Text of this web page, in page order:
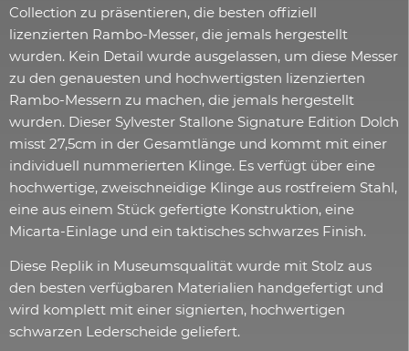
Collection zu präsentieren, die besten offiziell
lizenzierten Rambo-Messer, die jemals hergestellt
wurden. Kein Detail wurde ausgelassen, um diese Messer
zu den genauesten und hochwertigsten lizenzierten
Rambo-Messern zu machen, die jemals hergestellt
wurden. Dieser Sylvester Stallone Signature Edition Dolch
misst 27,5cm in der Gesamtlänge und kommt mit einer
individuell nummerierten Klinge. Es verfügt über eine
hochwertige, zweischneidige Klinge aus rostfreiem Stahl,
eine aus einem Stück gefertigte Konstruktion, eine
Micarta-Einlage und ein taktisches schwarzes Finish.
Diese Replik in Museumsqualität wurde mit Stolz aus
den besten verfügbaren Materialien handgefertigt und
wird komplett mit einer signierten, hochwertigen
schwarzen Lederscheide geliefert.